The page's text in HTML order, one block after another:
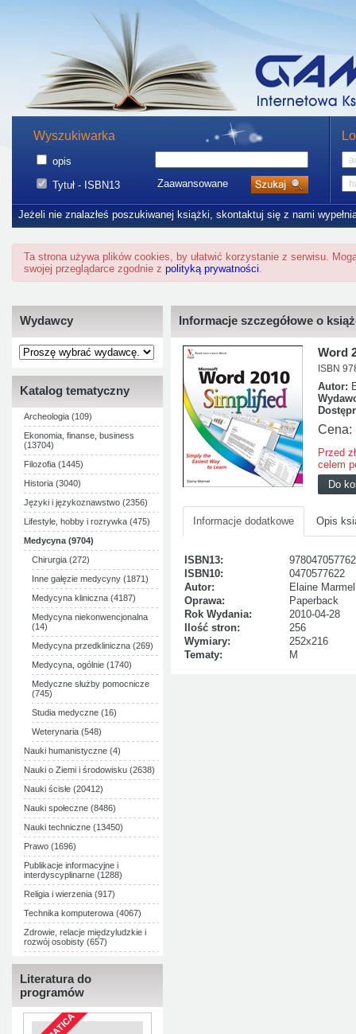
Wyszukiwarka
opis
Tytuł - ISBN13
Zaawansowane
Jeżeli nie znalazłeś poszukiwanej książki, skontaktuj się z nami
Ta strona używa plików cookies, by ułatwić korzystanie z serwisu.
swojej przeglądarce zgodnie z polityką prywatności.
Wydawcy
Katalog tematyczny
Archeologia (109)
Ekonomia, finanse, business
(13704)
Filozofia (1445)
Historia (3040)
Języki i językoznawstwo (2356)
Lifestyle, hobby i rozrywka (475)
Medycyna (9704)
Chirurgia (272)
Inne gałęzie medycyny (1871)
Medycyna kliniczna (4187)
Medycyna niekonwencjonalna
(14)
Medycyna przedkliniczna (269)
Medycyna, ogólnie (1740)
Medyczne służby pomocnicze
(745)
Studia medyczne (16)
Weterynaria (548)
Nauki humanistyczne (4)
Nauki o Ziemi i środowisku (2638)
Nauki ścisłe (20412)
Nauki społeczne (8486)
Nauki techniczne (13450)
Prawo (1696)
Publikacje informacyjne i
interdyscyplinarne (1288)
Religia i wierzenia (917)
Technika komputerowa (4067)
Zdrowie, relacje międzyludzkie i
rozwój osobisty (657)
Literatura do
programów
Informacje szczegółowe o
Word
ISBN
Autor:
Cena:
Przed
celem
Informacje dodatkowe Opis
ISBN13:
ISBN10:
0470577622
Autor:
Elaine Marmel
Oprawa:
Paperback
Rok Wydania:
2010-04-28
Ilość stron:
256
Wymiary:
252x216
Tematy:
M